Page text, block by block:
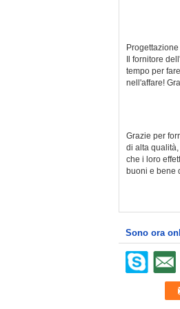
Il fornitore
tempo per
nell'affare!
Grazie per
di alta
che i loro
buoni e bene
Sono ora